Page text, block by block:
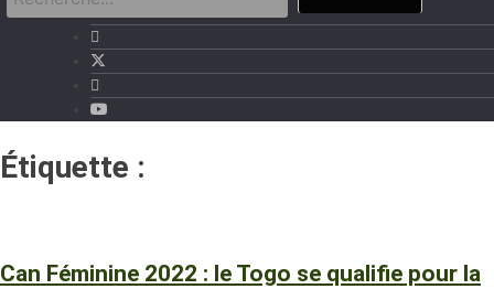
Étiquette :
Can Féminine 2022 : le Togo se qualifie pour la